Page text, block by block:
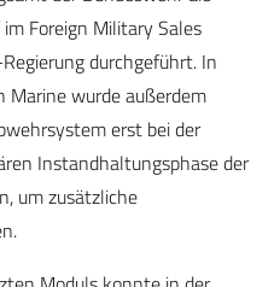
Foreign Military Sales
durchgeführt. In
Marine wurde außerdem
erst bei der
Instandhaltungsphase der
um zusätzliche